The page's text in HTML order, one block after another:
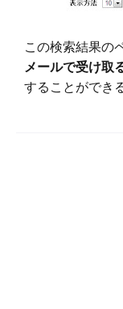
この検索結果の
メールで受け取
することができ